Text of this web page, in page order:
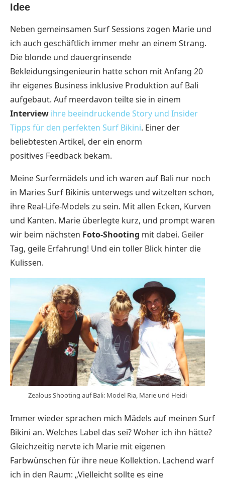
Idee
Neben gemeinsamen Surf Sessions zogen Marie und
ich auch geschäftlich immer mehr an einem Strang.
Die blonde und dauergrinsende
Bekleidungsingenieurin hatte schon mit Anfang 20
ihr eigenes Business inklusive Produktion auf Bali
aufgebaut. Auf meerdavon teilte sie in einem
Interview ihre beeindruckende Story und Insider
Tipps für den perfekten Surf Bikini. Einer der
beliebtesten Artikel, der ein enorm
positives Feedback bekam.
Meine Surfermädels und ich waren auf Bali nur noch
in Maries Surf Bikinis unterwegs und witzelten schon,
ihre Real-Life-Models zu sein. Mit allen Ecken, Kurven
und Kanten. Marie überlegte kurz, und prompt waren
wir beim nächsten Foto-Shooting mit dabei. Geiler
Tag, geile Erfahrung! Und ein toller Blick hinter die
Kulissen.
Zealous Shooting auf Bali: Model Ria, Marie und Heidi
Immer wieder sprachen mich Mädels auf meinen Surf
Bikini an. Welches Label das sei? Woher ich ihn hätte?
Gleichzeitig nervte ich Marie mit eigenen
Farbwünschen für ihre neue Kollektion. Lachend warf
ich in den Raum: „Vielleicht sollte es eine